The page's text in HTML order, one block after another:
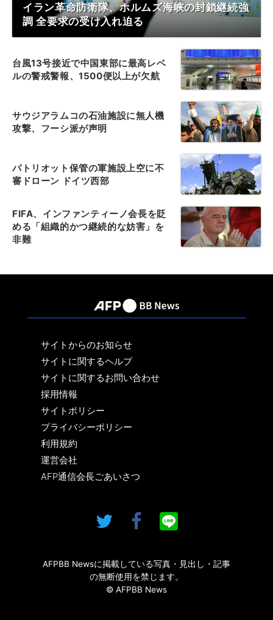
イラン革命防衛隊、ホルムズ海峡の封鎖継続強
調 全要求の受け入れ迫る
台風13号接近で中国東部に最高レベ
ルの警戒警報、1500便以上が欠航
サウジアラムコの石油施設に無人機
攻撃、フーシ派が声明
パトリオット保管の軍施設上空に不
審ドローン ドイツ西部
FIFA、インファンティーノ会長を貶
める「組織的かつ継続的な妨害」を
非難
サイトからのお知らせ
サイトに関するヘルプ
サイトに関するお問い合わせ
採用情報
サイトポリシー
プライバシーポリシー
利用規約
運営会社
AFP通信会長ごあいさつ
AFPBB Newsに掲載している写真・見出し・記事
の無断使用を禁じます。
© AFPBB News